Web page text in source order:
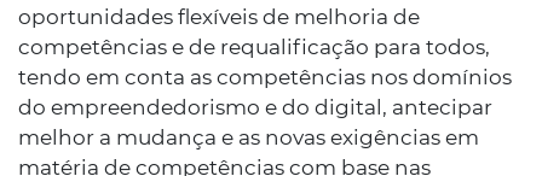
oportunidades flexíveis de melhoria de
competências e de requalificação para todos,
tendo em conta as competências nos domínios
do empreendedorismo e do digital, antecipar
melhor a mudança e as novas exigências em
matéria de competências com base nas